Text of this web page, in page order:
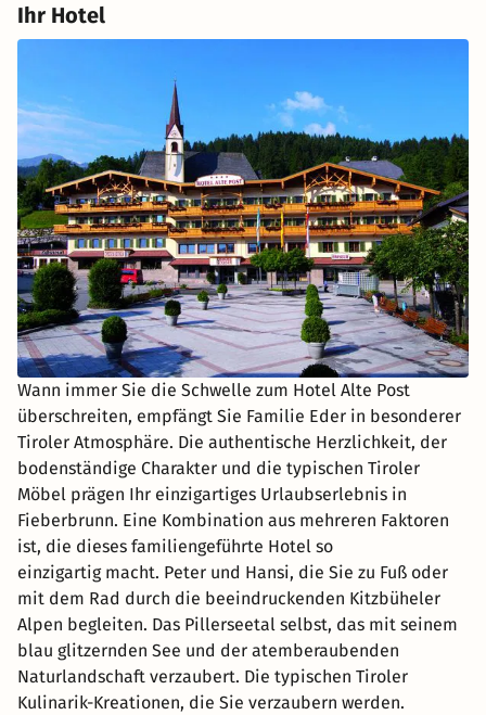
Ihr Hotel
Wann immer Sie die Schwelle zum Hotel Alte Post
überschreiten, empfängt Sie Familie Eder in besonderer
Tiroler Atmosphäre. Die authentische Herzlichkeit, der
bodenständige Charakter und die typischen Tiroler
Möbel prägen Ihr einzigartiges Urlaubserlebnis in
Fieberbrunn. Eine Kombination aus mehreren Faktoren
ist, die dieses familiengeführte Hotel so
einzigartig macht. Peter und Hansi, die Sie zu Fuß oder
mit dem Rad durch die beeindruckenden Kitzbüheler
Alpen begleiten. Das Pillerseetal selbst, das mit seinem
blau glitzernden See und der atemberaubenden
Naturlandschaft verzaubert. Die typischen Tiroler
Kulinarik-Kreationen, die Sie verzaubern werden.